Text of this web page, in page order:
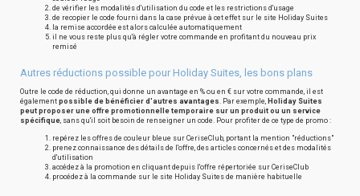
de vérifier les modalités d'utilisation du code et les restrictions d'usage
de recopier le code fourni dans la case prévue à cet effet sur le site Holiday Suites
la remise accordée est alors calculée automatiquement
il ne vous reste plus qu'à régler votre commande en profitant du nouveau prix
remisé
Autres réductions possible pour Holiday Suites, les bons plans
Outre le code de réduction, qui donne un avantage en % ou en € sur votre commande, il est
également possible de bénéficier d'autres avantages. Par exemple, Holiday Suites
peut proposer une offre promotionnelle temporaire sur un produit ou un service
spécifique, sans qu'il soit besoin de renseigner un code. Pour profiter de ce type de promo :
repérez les offres de couleur bleue sur CeriseClub, portant la mention "réductions"
prenez connaissance des détails de l'offre, des articles concernés et des modalités
d'utilisation
accédez à la promotion en cliquant depuis l'offre répertoriée sur CeriseClub
procédez à la commande sur le site Holiday Suites de manière habituelle